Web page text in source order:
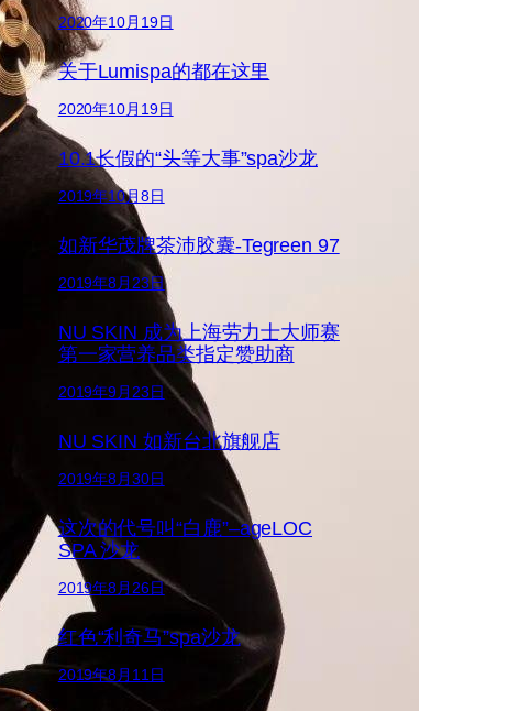
2020年10月19日
关于Lumispa的都在这里
2020年10月19日
10.1长假的“头等大事”spa沙龙
2019年10月8日
如新华茂牌茶沛胶囊-Tegreen 97
2019年8月23日
NU SKIN 成为上海劳力士大师赛
第一家营养品类指定赞助商
2019年9月23日
NU SKIN 如新台北旗舰店
2019年8月30日
这次的代号叫“白鹿”–ageLOC
SPA 沙龙
2019年8月26日
红色“利奇马”spa沙龙
2019年8月11日